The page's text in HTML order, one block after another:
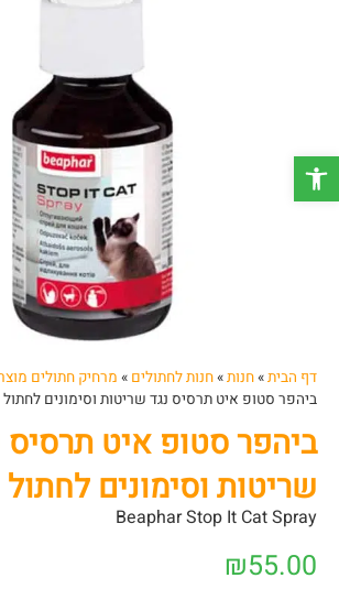
פתח סרגל נגישות
דף הבית»חנות»חנות לחתולים » מרחיק חתולים
ביהפר סטופ איט תרסיס נגד שריטות וסימונים לחתול
ביהפר סטופ איט תרסיס
שריטות וסימונים לחתול
Beaphar Stop It Cat Spray
₪55.00